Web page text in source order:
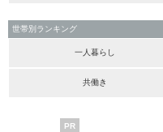
世帯別ランキング
一人暮らし
共働き
PR